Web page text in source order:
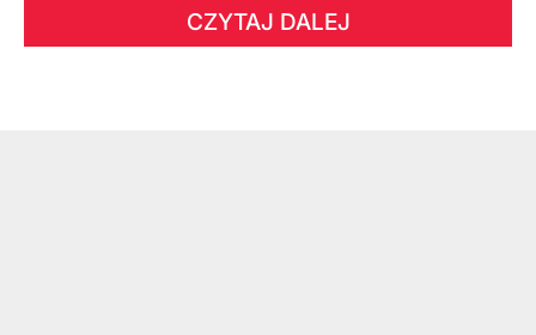
CZYTAJ DALEJ